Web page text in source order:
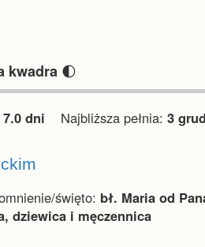
kwadra 🌓
7.0 dni Najbliższa pełnia: 3
święto: bł. Maria od
dziewica i męczennica